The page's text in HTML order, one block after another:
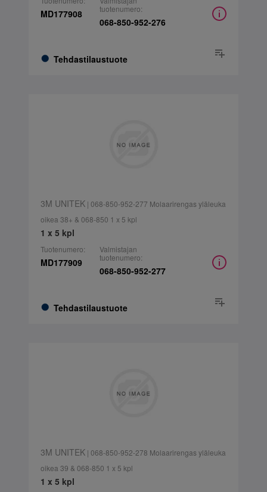
MD177908
Tehdastilaustuote
tuotenumero:
068-850-952-276
3M UNITEK| 068-850-952-277 Molaarirengas yläleuka
oikea 38+ & 068-850 1 x 5 kpl
1 x 5 kpl
Tuotenumero:
MD177909
Tehdastilaustuote
Valmistajan
tuotenumero:
068-850-952-277
3M UNITEK| 068-850-952-278 Molaarirengas yläleuka
oikea 39 & 068-850 1 x 5 kpl
1 x 5 kpl